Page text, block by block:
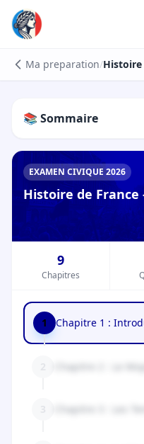
Ma preparation/
📚 Sommaire
EXAMEN CIVIQUE 2026
Histoire de France
9
Chapitres
1 Chapitre 1 :
Chapitre 2 : Le
Chapitre 3 : Les